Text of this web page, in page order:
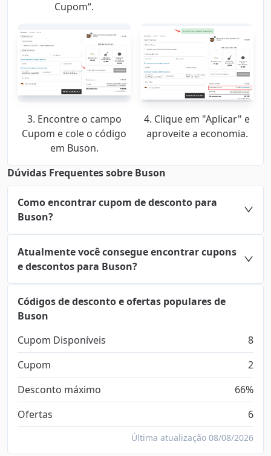
Cupom“.
3. Encontre o campo
Cupom e cole o código
em Buson.
4. Clique em "Aplicar" e
aproveite a economia.
Dúvidas Frequentes sobre Buson
Como encontrar cupom de desconto para
Buson?
Atualmente você consegue encontrar cupons
e descontos para Buson?
Códigos de desconto e ofertas populares de
Buson
Cupom Disponíveis
8
Cupom
2
Desconto máximo
66%
Ofertas
6
Última atualização 08/08/2026